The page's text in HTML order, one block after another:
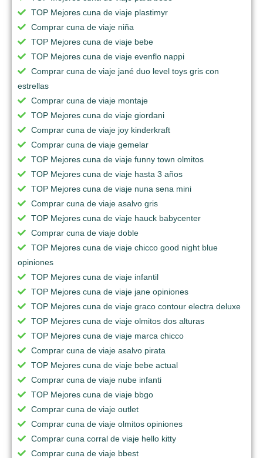
TOP Mejores cuna de viaje plastimyr
Comprar cuna de viaje niña
TOP Mejores cuna de viaje bebe
TOP Mejores cuna de viaje evenflo nappi
Comprar cuna de viaje jané duo level toys gris con
estrellas
Comprar cuna de viaje montaje
TOP Mejores cuna de viaje giordani
Comprar cuna de viaje joy kinderkraft
Comprar cuna de viaje gemelar
TOP Mejores cuna de viaje funny town olmitos
TOP Mejores cuna de viaje hasta 3 años
TOP Mejores cuna de viaje nuna sena mini
Comprar cuna de viaje asalvo gris
TOP Mejores cuna de viaje hauck babycenter
Comprar cuna de viaje doble
TOP Mejores cuna de viaje chicco good night blue
opiniones
TOP Mejores cuna de viaje infantil
TOP Mejores cuna de viaje jane opiniones
TOP Mejores cuna de viaje graco contour electra deluxe
TOP Mejores cuna de viaje olmitos dos alturas
TOP Mejores cuna de viaje marca chicco
Comprar cuna de viaje asalvo pirata
TOP Mejores cuna de viaje bebe actual
Comprar cuna de viaje nube infanti
TOP Mejores cuna de viaje bbgo
Comprar cuna de viaje outlet
Comprar cuna de viaje olmitos opiniones
Comprar cuna corral de viaje hello kitty
Comprar cuna de viaje bbest